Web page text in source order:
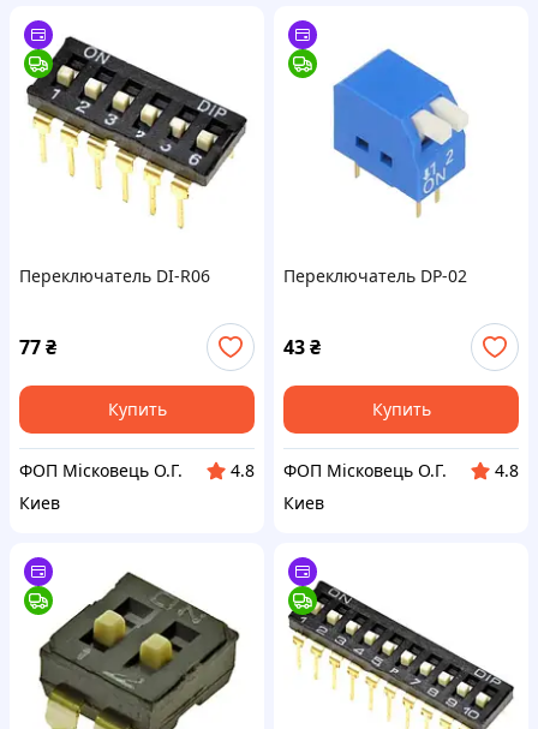
Переключатель DI-R06
77₴
Купить
ФОП Місковець О.Г.
4.8
Киев
Переключатель DP-02
43₴
Купить
ФОП Місковець О.Г.
4.8
Киев